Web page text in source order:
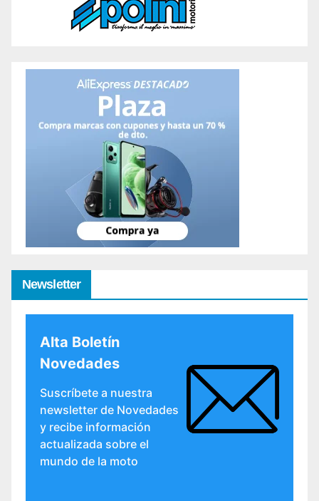
Newsletter
Alta Boletín
Novedades
Suscríbete a nuestra
newsletter de Novedades
y recibe información
actualizada sobre el
mundo de la moto